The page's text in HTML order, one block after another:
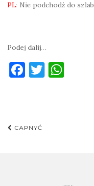
PL: Nie podchodź do
Podej dalij…
F
b
T
Post
CAPNYĆ